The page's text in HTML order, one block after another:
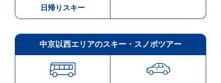
日帰りスキー
中京以西エリアのスキー・スノボツアー